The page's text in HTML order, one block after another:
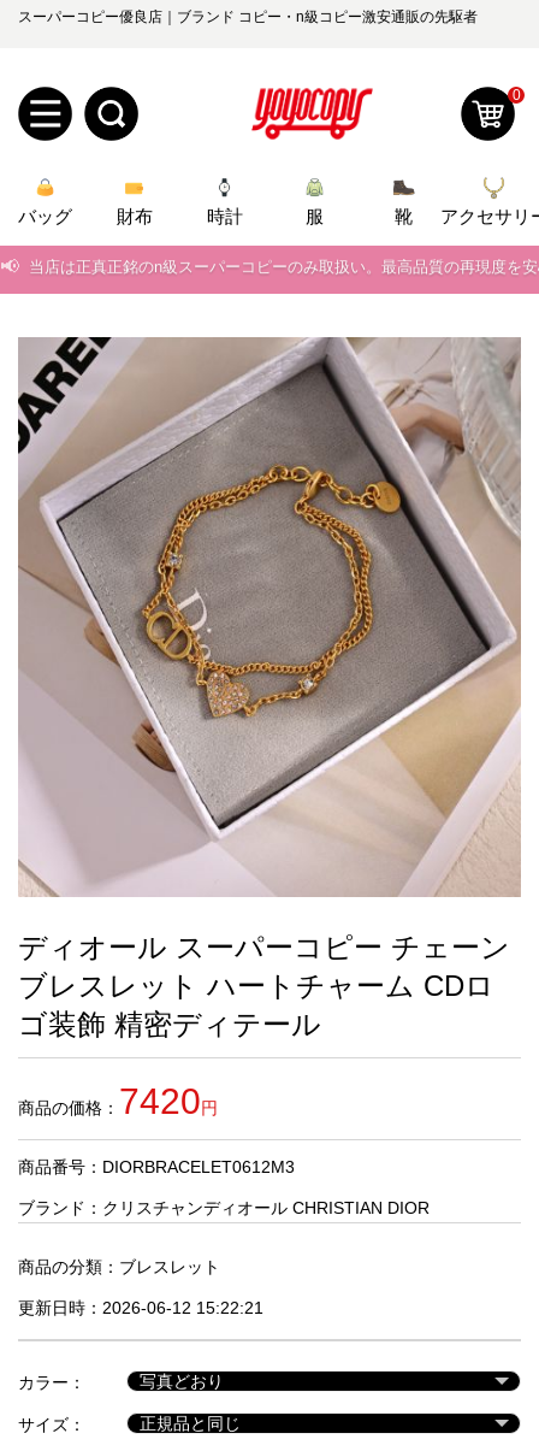
スーパーコピー優良店｜ブランド コピー・n級コピー激安通販の先駆者
規
ユ
ザ
ー
登
ロ
グ
ン
オ
ー
ー
お
ら
yoyocopys@gmail.com
2026人気特集
バッグ
財布
時計
服
ズボン
衣装セット
靴
住まい用品
アクセサリー
ベルト
スカーフ
アイフォーンケ
ース
小物
品
お
め
商
人
気
商
セ
ル
品
0
バッグ 財布 時計 服 靴
アクセサリ
📢 当店は正真正銘のn級スーパーコピーのみ取扱い。最高品質の再現度を
📢 2026春の新作続々更新中！期間中のご注文でお得な割引をご利用いただ
📢 新作入荷！ルイ・ヴィトンスーパーコピー バッグ最新モデルが登場。
当店は正真正銘のn級スーパーコピーのみ取扱い。最高品質の再現度を
📢 2026春の新作続々更新中！期間中のご注文でお得な割引をご利用いただ
新作入荷！ルイ・ヴィトンスーパーコピー バッグ最新モデルが登場。
ディオール スーパーコピー チェーン
ブレスレット ハートチャーム CDロ
ゴ装飾 精密ディテール
商品の価格： 7420円
商品番号：DIORBRACELET0612M3
ブランド： クリスチャンディオール CHRISTIAN DIOR
商品の分類： ブレスレット
更新日時：2026-06-12 15:22:21
カラー：
サイズ：